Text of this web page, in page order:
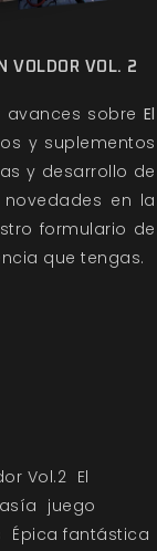
VOLDOR VOL. 2
sobre El
y suplementos
y desarrollo de
en la
formulario de
que tengas.
Vol.2 El
juego
Épica fantástica